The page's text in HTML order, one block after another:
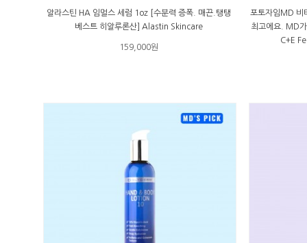
알라스틴 HA 임멀스 세럼 1oz [수분력 증폭. 매끈.탱탱
베스트 히알루론산] Alastin Skincare
159,000원
포토자임MD 비
최고에요. MD
C+E